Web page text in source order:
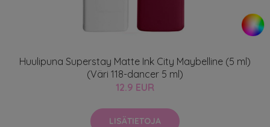
Huulipuna Superstay Matte Ink City Maybelline (5 ml)
(Väri 118-dancer 5 ml)
12.9 EUR
LISÄTIETOJA